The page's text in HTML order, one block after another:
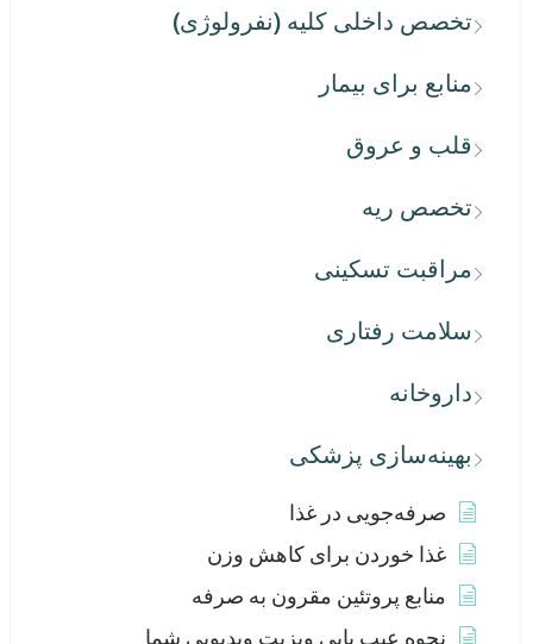
تخصص داخلی کلیه (نفرولوژی)
منابع برای بیمار
قلب و عروق
تخصص ریه
مراقبت تسکینی
سلامت رفتاری
داروخانه
بهینه‌سازی پزشکی
صرفه‌جویی در غذا
غذا خوردن برای کاهش وزن
منابع پروتئین مقرون به صرفه
نحوه عیب یابی ویزیت ویدیویی شما